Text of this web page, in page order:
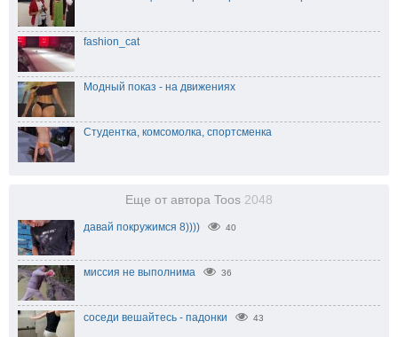
fashion_cat
Модный показ - на движениях
Студентка, комсомолка, спортсменка
Еще от автора Toos 2048
давай покружимся 8)))) 40
миссия не выполнима 36
соседи вешайтесь - падонки 43